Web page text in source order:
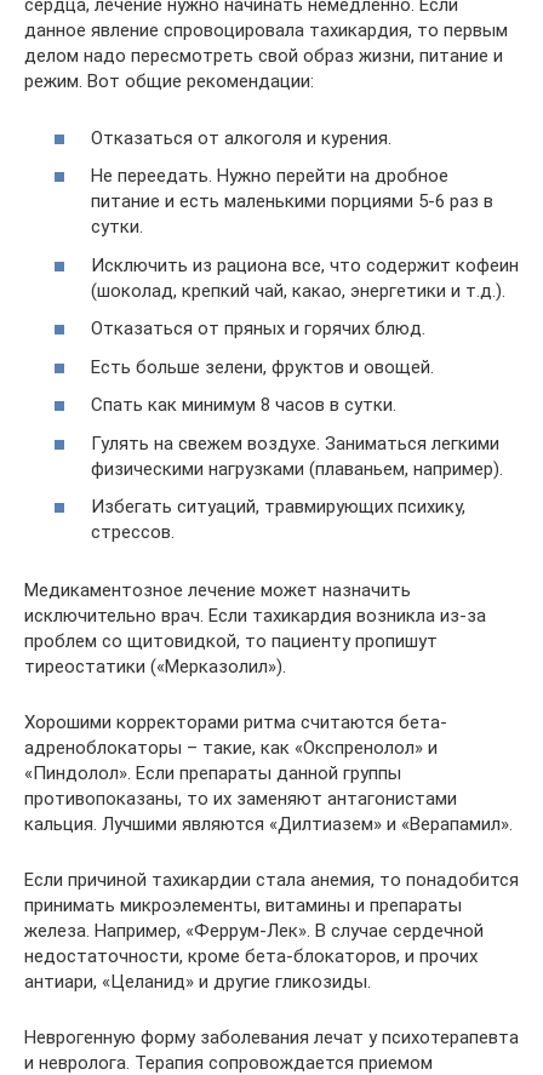
сердца, лечение нужно начинать немедленно. Если
данное явление спровоцировала тахикардия, то первым
делом надо пересмотреть свой образ жизни, питание и
режим. Вот общие рекомендации:
Отказаться от алкоголя и курения.
Не переедать. Нужно перейти на дробное
питание и есть маленькими порциями 5-6 раз в
сутки.
Исключить из рациона все, что содержит кофеин
(шоколад, крепкий чай, какао, энергетики и т.д.).
Отказаться от пряных и горячих блюд.
Есть больше зелени, фруктов и овощей.
Спать как минимум 8 часов в сутки.
Гулять на свежем воздухе. Заниматься легкими
физическими нагрузками (плаваньем, например).
Избегать ситуаций, травмирующих психику,
стрессов.
Медикаментозное лечение может назначить
исключительно врач. Если тахикардия возникла из-за
проблем со щитовидкой, то пациенту пропишут
тиреостатики («Мерказолил»).
Хорошими корректорами ритма считаются бета-
адреноблокаторы – такие, как «Окспренолол» и
«Пиндолол». Если препараты данной группы
противопоказаны, то их заменяют антагонистами
кальция. Лучшими являются «Дилтиазем» и «Верапамил».
Если причиной тахикардии стала анемия, то понадобится
принимать микроэлементы, витамины и препараты
железа. Например, «Феррум-Лек». В случае сердечной
недостаточности, кроме бета-блокаторов, и прочих
антиари, «Целанид» и другие гликозиды.
Неврогенную форму заболевания лечат у психотерапевта
и невролога. Терапия сопровождается приемом